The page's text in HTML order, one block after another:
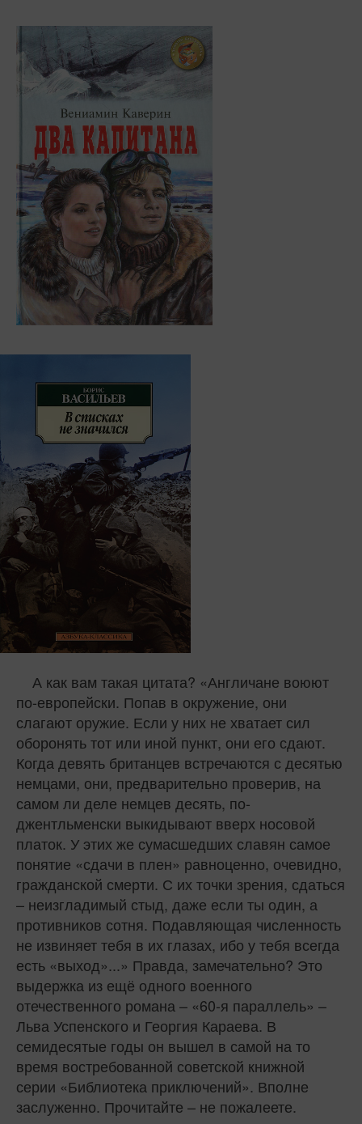
А как вам такая цитата? «Англичане воюют
по-европейски. Попав в окружение, они
слагают оружие. Если у них не хватает сил
оборонять тот или иной пункт, они его сдают.
Когда девять британцев встречаются с десятью
немцами, они, предварительно проверив, на
самом ли деле немцев десять, по-
джентльменски выкидывают вверх носовой
платок. У этих же сумасшедших славян самое
понятие «сдачи в плен» равноценно, очевидно,
гражданской смерти. С их точки зрения, сдаться
– неизгладимый стыд, даже если ты один, а
противников сотня. Подавляющая численность
не извиняет тебя в их глазах, ибо у тебя всегда
есть «выход»...» Правда, замечательно? Это
выдержка из ещё одного военного
отечественного романа – «60‑я параллель» –
Льва Успенского и Георгия Караева. В
семидесятые годы он вышел в самой на то
время востребованной советской книжной
серии «Библиотека приключений». Вполне
заслуженно. Прочитайте – не пожалеете.